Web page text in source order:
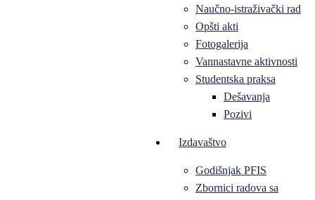
Naučno-istraživački rad
Opšti akti
Fotogalerija
Vannastavne aktivnosti
Studentska praksa
Dešavanja
Pozivi
Izdavaštvo
Godišnjak PFIS
Zbornici radova sa